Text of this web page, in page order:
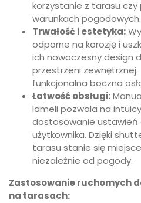
korzystanie z tarasu czy
warunkach pogodowych.
Trwałość i estetyka:
odporne na korozję i
ich nowoczesny design
przestrzeni zewnętrznej.
funkcjonalna boczna
Łatwość obsługi:
lameli pozwala na
dostosowanie
użytkownika. Dzięki
tarasu stanie się
niezależnie od pogody.
Zastosowanie ruchomych
na tarasach: